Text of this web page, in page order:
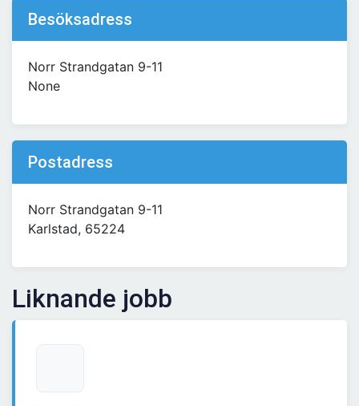
Besöksadress
Norr Strandgatan 9-11
None
Postadress
Norr Strandgatan 9-11
Karlstad, 65224
Liknande jobb